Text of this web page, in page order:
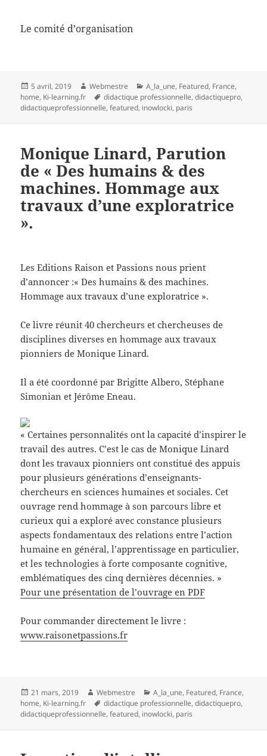
Le comité d’organisation
Publié
le
5 avril, 2019 Auteur
Webmestre Catégories
A_la_une, Featured, France,
home, Ki-learning.fr
Mots-
clés
didactique professionnelle,didactiquepro,
didactiqueprofessionnelle,featured, inowlocki, paris
Monique Linard, Parution
de « Des humains & des
machines. Hommage aux
travaux d’une exploratrice
».
Les Editions Raison et Passions nous prient
d’annoncer :« Des humains & des machines.
Hommage aux travaux d’une exploratrice ».
Ce livre réunit 40 chercheurs et chercheuses de
disciplines diverses en hommage aux travaux
pionniers de Monique Linard.
Il a été coordonné par Brigitte Albero, Stéphane
Simonian et Jérôme Eneau.
« Certaines personnalités ont la capacité d’inspirer le
travail des autres. C’est le cas de Monique Linard
dont les travaux pionniers ont constitué des appuis
pour plusieurs générations d’enseignants-
chercheurs en sciences humaines et sociales. Cet
ouvrage rend hommage à son parcours libre et
curieux qui a exploré avec constance plusieurs
aspects fondamentaux des relations entre l’action
humaine en général, l’apprentissage en particulier,
et les technologies à forte composante cognitive,
emblématiques des cinq dernières décennies. »
Pour une présentation de l’ouvrage en PDF
Pour commander directement le livre :
www.raisonetpassions.fr
Publié
le
21 mars, 2019 Auteur
Webmestre Catégories
A_la_une, Featured, France,
home, Ki-learning.fr
Mots-
clés
didactique professionnelle,didactiquepro,
didactiqueprofessionnelle,featured, inowlocki, paris